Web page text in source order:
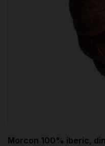
Morcon 100% iberic,